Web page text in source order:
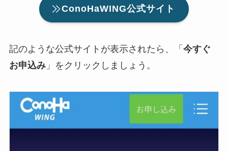
ConoHaWING公式サイト
記のような公式サイトが表示されたら、「 今すぐ
お申込み」をクリックしましょう。